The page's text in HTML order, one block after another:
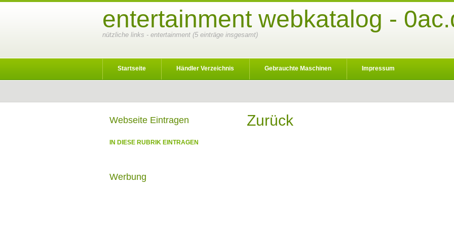
entertainment webkatalog -
nützliche links - entertainment (5 einträge insgesamt)
Startseite Händler Verzeichnis Gebrauchte Maschinen Impressum
Zurück
Webseite Eintragen
IN DIESE RUBRIK EINTRAGEN
Werbung